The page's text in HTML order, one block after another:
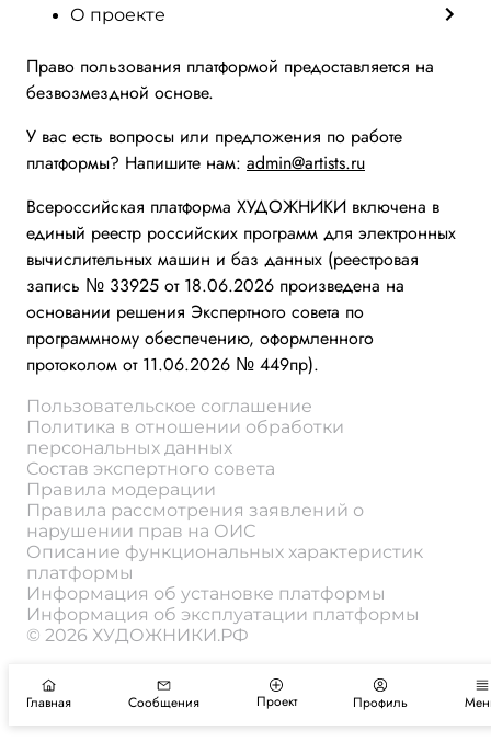
О проекте
Право пользования платформой предоставляется на
безвозмездной основе.
У вас есть вопросы или предложения по работе
платформы? Напишите нам: admin@artists.ru
Всероссийская платформа ХУДОЖНИКИ включена в
единый реестр российских программ для электронных
вычислительных машин и баз данных (реестровая
запись № 33925 от 18.06.2026 произведена на
основании решения Экспертного совета по
программному обеспечению, оформленного
протоколом от 11.06.2026 № 449пр).
Пользовательское соглашение
Политика в отношении обработки
персональных данных
Состав экспертного совета
Правила модерации
Правила рассмотрения заявлений о
нарушении прав на ОИС
Описание функциональных характеристик
платформы
Информация об установке платформы
Информация об эксплуатации платформы
© 2026 ХУДОЖНИКИ.РФ
Главная Сообщения Проект Профиль